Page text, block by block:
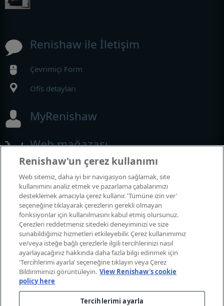
Renishaw ile İletişim
Çevrimiçi Form
Ofis detayları
MyRenishaw
Web mağazası
Fuarlar ve Konferanslar
Katıldığımız etkinlikler
Renishaw'un çerez kullanımı
Web sitemiz, daha iyi bir navigasyon sağlamak, site
kullanımını analiz etmek ve pazarlama çabalarımızı
desteklemek amacıyla çerez kullanır. 'Tümüne izin ver'
seçeneğine tıklayarak çerezlerin gerekli olmayan
fonksiyonlar için kullanılmasını kabul etmiş olursunuz.
Çerezleri reddetmeniz sitedeki deneyiminizi ve size
sunabildiğimiz hizmetleri etkileyebilir. Çerez kullanımımız
ve/veya isteğe bağlı çerezlerle ilgili tercihlerinizi nasıl
ayarlayacağınız hakkında daha fazla bilgi edinmek için
'Tercihlerimi ayarla’ seçeneğine tıklayın veya Çerez
Bildirimimizi görüntüleyin. View Renishaw's cookie
policy here
Tercihlerimi ayarla